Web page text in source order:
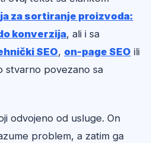
za sortiranje proizvoda:
konverzija, ali i sa
SEO, on-page SEO ili
stvarno povezano sa
odvojeno od usluge. On
problem, a zatim ga